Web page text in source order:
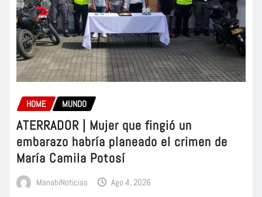
HOME MUNDO
ATERRADOR | Mujer que fingió un
embarazo habría planeado el crimen de
María Camila Potosí
ManabiNoticias Ago 4, 2026